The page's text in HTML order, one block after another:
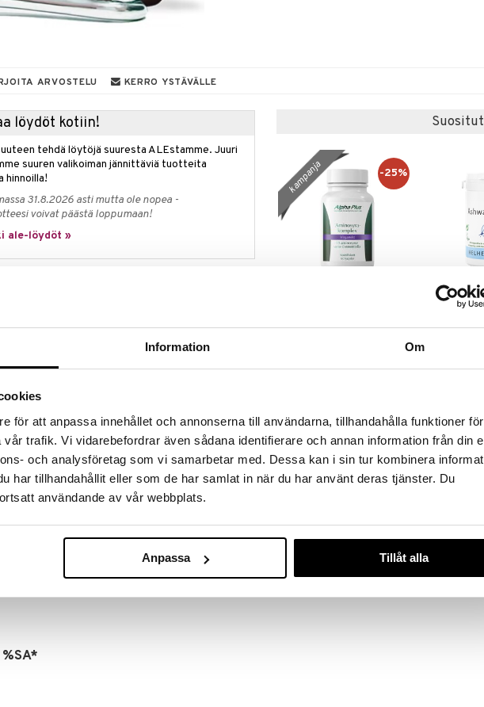
Information Om
för att anpassa innehållet och annonserna till användarna, tillhandahålla funktioner för
trafik. Vi vidarebefordrar även sådana identifierare och annan information från din
och analysföretag som vi samarbetar med. Dessa kan i sin tur kombinera
har tillhandahållit eller som de har samlat in när du har använt deras tjänster. Du
användande av vår webbplats.
Anpassa Tillåt alla
ARVOSTELU KERRO YSTÄVÄLLE
löydöt kotiin!
tehdä löytöjä suuresta ALEstamme. Juuri
suuren valikoiman jännittäviä tuotteita
hinnoilla!
31.8.2026 asti mutta ole nopea -
voivat päästä loppumaan!
ale-löydöt »
Shilajit Resin -tuotteen avulla. Löydä Altai
fulvohappoa ja yli 80 mineraalia, ja se on tunnettu
ehkäisevistä ja antioksidatiivisista
auttavat tukemaan kehoa ja sen fysiologisia
energisoivan voiman parempana
parannuksena, mielen selkeytenä ja lisääntyneenä
Haluamme kuitenkin korostaa, että
ja monipuolista ruokavaliota ja elämäntapaa.
ei saa ylittää. Ravintolisää ei tule
Säilytettävä pienten lasten
ALPHA PLUS
kampanja -25%
10,90
21,91